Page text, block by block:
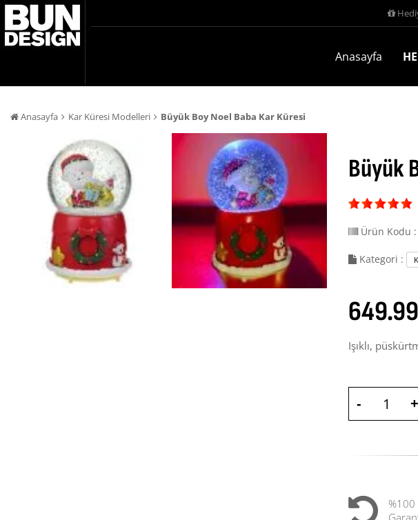
Anasayfa
Anasayfa Kar Küresi Modelleri Büyük Boy Noel Baba Kar Küresi
Büyük
Ürün Kodu :
Kategori :
Işıklı,
- +